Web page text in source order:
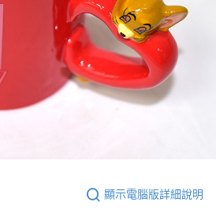
顯示電腦版詳細說明